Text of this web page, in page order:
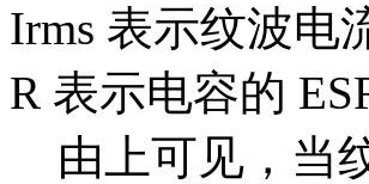
Irms 表示纹波电
R 表示电容的
由上可见，当